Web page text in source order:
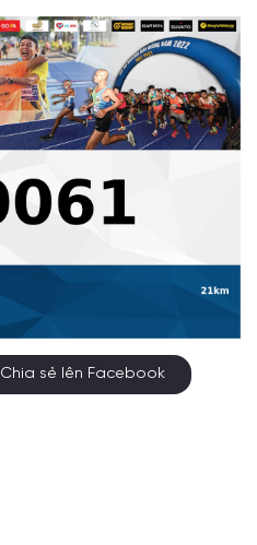
Chia sẻ lên Facebook